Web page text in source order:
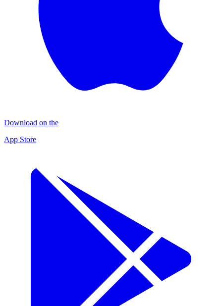
Download on the
App Store